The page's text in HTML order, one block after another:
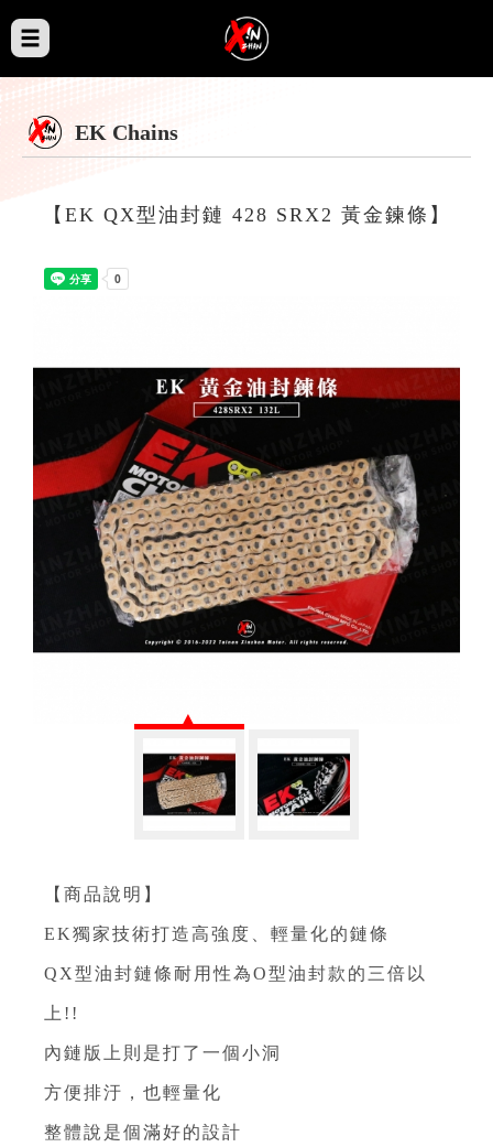
EK Chains
【EK QX型油封鏈 428 SRX2 黃金鍊條】
【商品說明】⁣
EK獨家技術打造高強度、輕量化的鏈條⁣
QX型油封鏈條耐用性為O型油封款的三倍以
上!!⁣
內鏈版上則是打了一個小洞⁣
方便排汙，也輕量化⁣
整體說是個滿好的設計⁣